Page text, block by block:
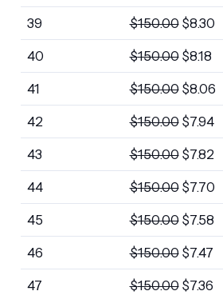
39 $150.00 $8.30
40 $150.00 $8.18
41 $150.00 $8.06
42 $150.00 $7.94
43 $150.00 $7.82
44 $150.00 $7.70
45 $150.00 $7.58
46 $150.00 $7.47
47 $150.00 $7.36